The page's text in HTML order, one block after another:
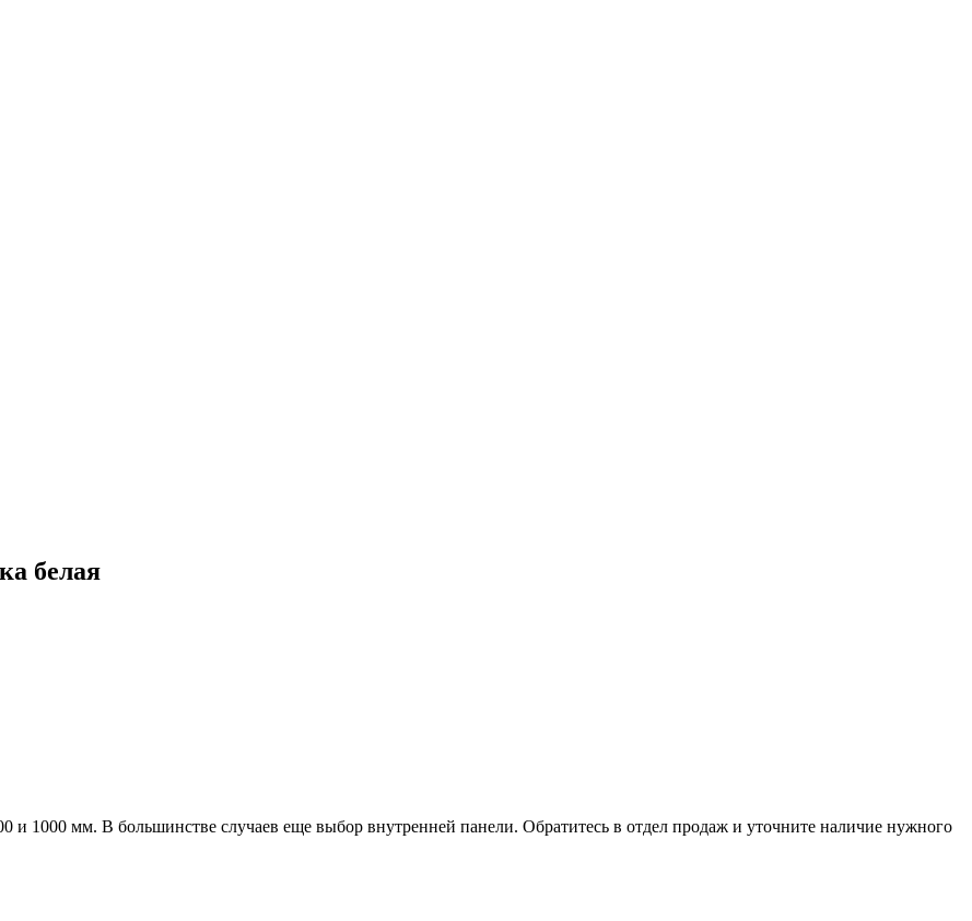
белая
и 1000 мм. В большинстве случаев еще выбор внутренней панели. Обратитесь в отдел продаж и уточните наличие нужного